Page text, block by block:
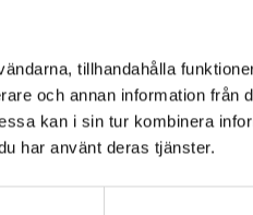
tillhandahålla
och annan information från
kan i sin tur kombinera
har använt deras tjänster.
flera tillbehör till samma